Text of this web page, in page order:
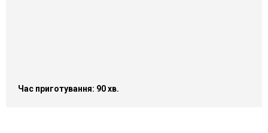
Час приготування: 90 хв.